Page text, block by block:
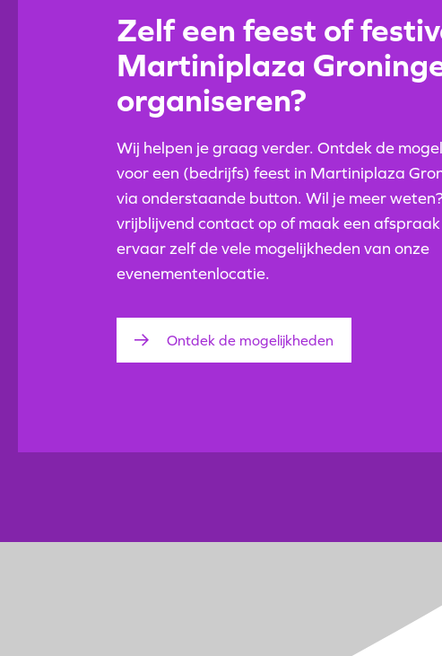
Zelf een feest of
Martiniplaza
organiseren?
Wij helpen je graag verder. Ontdek de
voor een (bedrijfs) feest in Martiniplaza
via onderstaande button. Wil je meer
vrijblijvend contact op of maak een afspraak
ervaar zelf de vele mogelijkheden van onze
evenementenlocatie.
Ontdek de mogelijkheden